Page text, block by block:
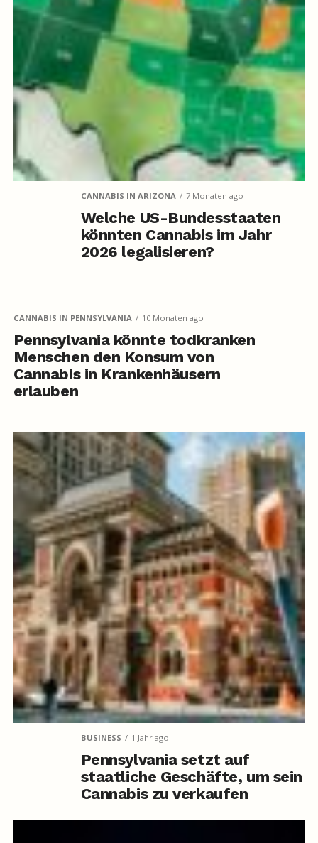
CANNABIS IN ARIZONA 7 Monaten ago
Welche US-Bundesstaaten
könnten Cannabis im Jahr
2026 legalisieren?
CANNABIS IN PENNSYLVANIA 10 Monaten ago
Pennsylvania könnte todkranken
Menschen den Konsum von
Cannabis in Krankenhäusern
erlauben
BUSINESS 1 Jahr ago
Pennsylvania setzt auf
staatliche Geschäfte, um sein
Cannabis zu verkaufen